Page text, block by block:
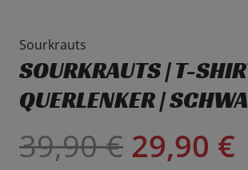
Sourkrauts
SOURKRAUTS | T-
QUERLENKER |
39,90€ 29,90 €